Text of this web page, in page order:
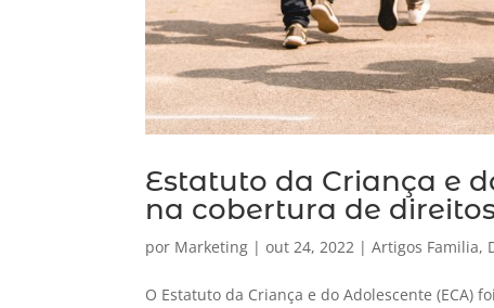
Estatuto da Criança e
na cobertura de
por Marketing |out 24, 2022 |Artigos Familia,
O Estatuto da Criança e do Adolescente (ECA)